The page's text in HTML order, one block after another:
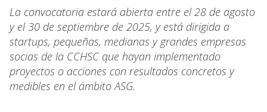
La convocatoria estará abierta entre el 28 de agosto
y el 30 de septiembre de 2025, y está dirigida a
startups, pequeñas, medianas y grandes empresas
socias de la CCHSC que hayan implementado
proyectos o acciones con resultados concretos y
medibles en el ámbito ASG.